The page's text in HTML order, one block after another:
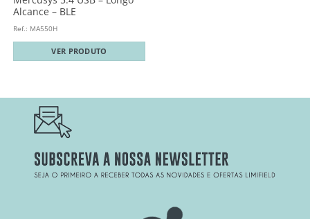
Alcance – BLE
Ref.: MA550H
VER PRODUTO